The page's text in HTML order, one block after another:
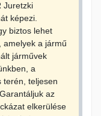
Juretzki
képezi.
biztos lehet
amelyek a jármű
járművek
a
terén, teljesen
az
elkerülése